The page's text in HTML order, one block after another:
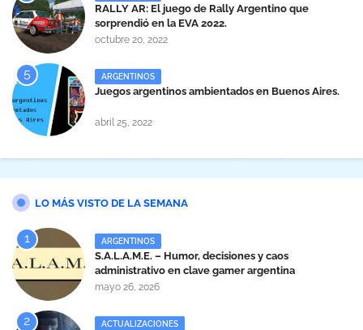
RALLY AR: El juego de Rally Argentino que
sorprendió en la EVA 2022.
octubre 20, 2022
ARGENTINOS
Juegos argentinos ambientados en Buenos Aires.
abril 25, 2022
LO MÁS VISTO DE LA SEMANA
ARGENTINOS
S.A.L.A.M.E. – Humor, decisiones y caos
administrativo en clave gamer argentina
mayo 26, 2026
ACTUALIZACIONES